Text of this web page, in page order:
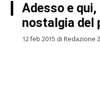
Adesso e
nostalgia del
12 feb 2015 di Redazione